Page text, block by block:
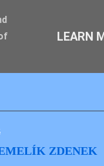
ZDENEK
LEARN